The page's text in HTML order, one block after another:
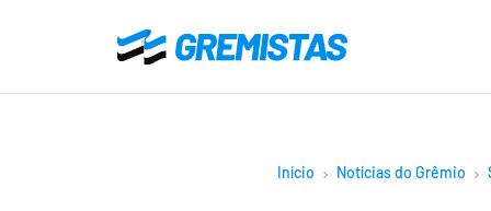
o
Gremistas
Início Notícias do Grêmio